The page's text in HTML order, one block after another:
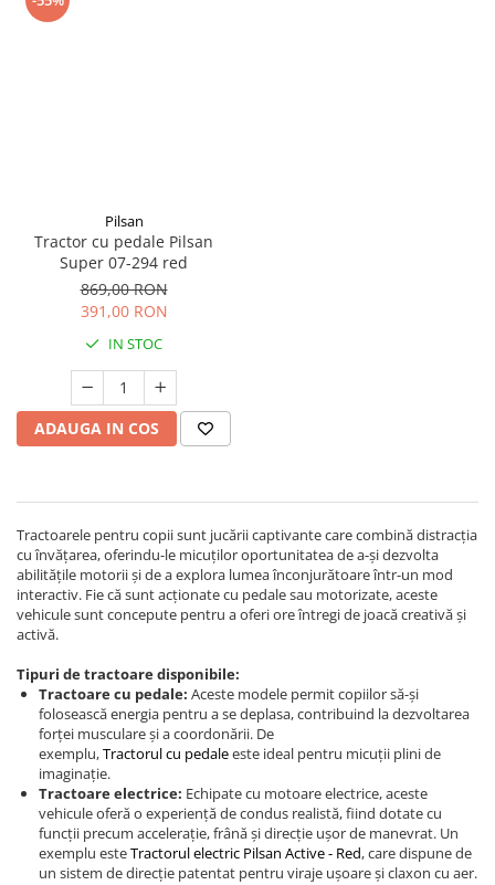
Pilsan
Tractor cu pedale Pilsan
Super 07-294 red
869,00 RON
391,00 RON
IN STOC
ADAUGA IN COS
Tractoarele pentru copii sunt jucării captivante care combină distracția
cu învățarea, oferindu-le micuților oportunitatea de a-și dezvolta
abilitățile motorii și de a explora lumea înconjurătoare într-un mod
interactiv. Fie că sunt acționate cu pedale sau motorizate, aceste
vehicule sunt concepute pentru a oferi ore întregi de joacă creativă și
activă.
Tipuri de tractoare disponibile:
Tractoare cu pedale: Aceste modele permit copiilor să-și
folosească energia pentru a se deplasa, contribuind la dezvoltarea
forței musculare și a coordonării. De
exemplu,Tractorul cu pedaleeste ideal pentru micuții plini de
imaginație.
Tractoare electrice: Echipate cu motoare electrice, aceste
vehicule oferă o experiență de condus realistă, fiind dotate cu
funcții precum accelerație, frână și direcție ușor de manevrat. Un
exemplu esteTractorul electric Pilsan Active - Red, care dispune de
un sistem de direcție patentat pentru viraje ușoare și claxon cu aer.